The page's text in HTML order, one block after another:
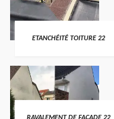
ETANCHÉITÉ TOITURE 22